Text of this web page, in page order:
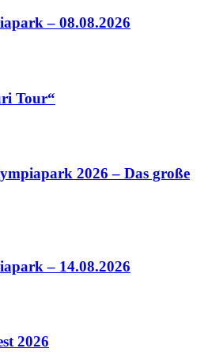
– 08.08.2026
Tour“
2026 – Das große
– 14.08.2026
2026